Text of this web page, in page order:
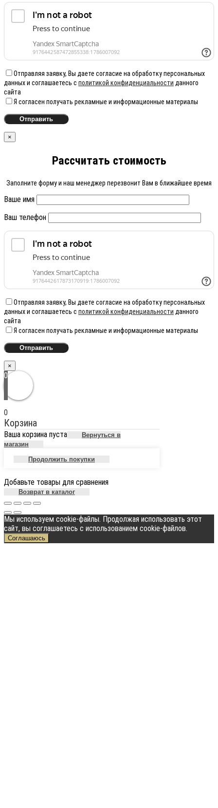
Отправляя заявку, Вы даете согласие на обработку персональных
данных и соглашаетесь с политикой конфиденциальности данного
сайта
Я согласен получать рекламные и информационные материалы
×
Рассчитать стоимость
Заполните форму и наш менеджер перезвонит Вам в ближайшее время
Ваше имя
Ваш телефон
Отправляя заявку, Вы даете согласие на обработку персональных
данных и соглашаетесь с политикой конфиденциальности данного
сайта
Я согласен получать рекламные и информационные материалы
×
0
0
Корзина
Ваша корзина пуста
Вернуться в
магазин
Продолжить покупки
Добавьте товары для сравнения
Возврат в каталог
Мы используем cookie-файлы. Продолжая использовать этот
сайт, вы соглашаетесь с использованием cookie-файлов.
Соглашаюсь